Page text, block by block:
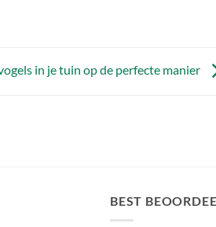
in je tuin op de perfecte manier
BEST